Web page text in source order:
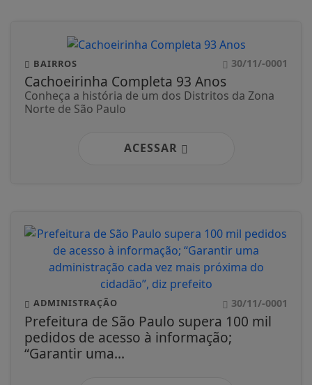
BAIRROS 30/11/-0001
Cachoeirinha Completa 93 Anos
Conheça a história de um dos Distritos da Zona
Norte de São Paulo
ACESSAR
ADMINISTRAÇÃO 30/11/-0001
Prefeitura de São Paulo supera 100 mil
pedidos de acesso à informação;
“Garantir uma...